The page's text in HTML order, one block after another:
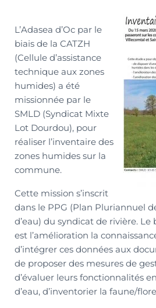
L’Adasea d’Oc par le
biais de la CATZH
(Cellule d’assistance
technique aux zones
humides) a été
missionnée par le
SMLD (Syndicat Mixte
Lot Dourdou), pour
réaliser l’inventaire des
zones humides sur la
commune.
Cette mission s’inscrit
dans le PPG (Plan Pluriannuel
d’eau) du syndicat de rivière.
est l’amélioration la
d’intégrer ces données aux
de proposer des mesures de
d’évaluer leurs fonctionnalités
d’eau, d’inventorier la faune/